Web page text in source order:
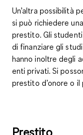
Un’altra possibilità
si può richiedere
prestito. Gli
di finanziare gli
hanno inoltre degli
enti privati. Si
prestito d’onore o
Prestito